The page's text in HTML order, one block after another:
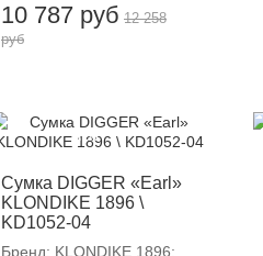
10 787 руб 12 258
руб
Сумка DIGGER «Earl»
KLONDIKE 1896 \
KD1052-04
Бренд: KLONDIKE 1896;
-12%